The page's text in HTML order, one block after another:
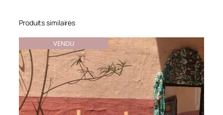
Produits similaires
VENDU